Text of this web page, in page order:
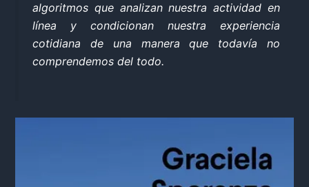
algoritmos que analizan nuestra actividad en
línea y condicionan nuestra experiencia
cotidiana de una manera que todavía no
comprendemos del todo.